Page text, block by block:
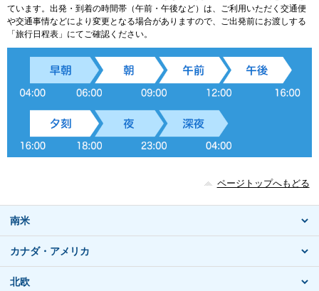
ています。出発・到着の時間帯（午前・午後など）は、ご利用いただく交通便
や交通事情などにより変更となる場合がありますので、ご出発前にお渡しする
「旅行日程表」にてご確認ください。
ページトップへもどる
南米
カナダ・アメリカ
北欧